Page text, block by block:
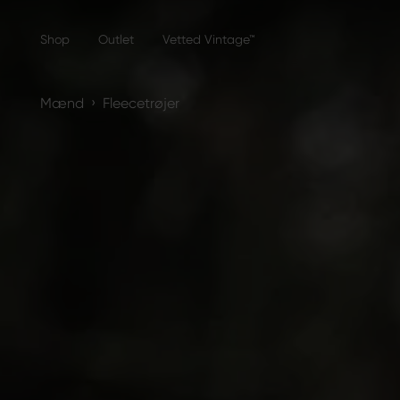
Shop Outlet Vetted Vintage™
Mænd › Fleecetrøjer